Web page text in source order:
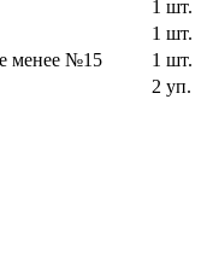
1 шт.
1 шт.
менее №15
1 шт.
2 уп.